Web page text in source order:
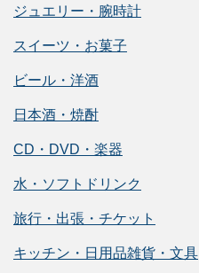
ジュエリー・腕時計
スイーツ・お菓子
ビール・洋酒
日本酒・焼酎
CD・DVD・楽器
水・ソフトドリンク
旅行・出張・チケット
キッチン・日用品雑貨・文具